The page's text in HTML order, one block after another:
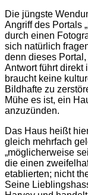
Die jüngste
Angriff des Portals
durch einen
sich natürlich
denn dieses
Antwort führt direkt
braucht keine
Bildhafte zu
Mühe es ist, ein
anzuzünden.
Das Haus heißt
gleich mehrfach
„möglicherweise
die einen
etablierten; nicht
Seine